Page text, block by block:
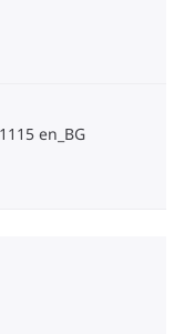
en_BG